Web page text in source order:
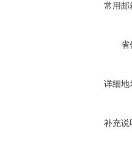
常用邮
省
详细地
补充说